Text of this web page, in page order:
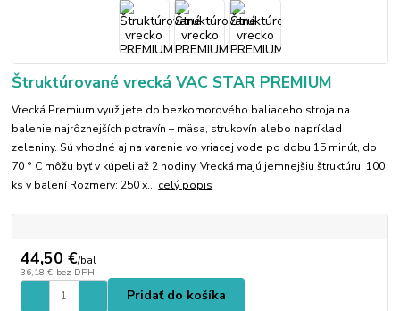
Štruktúrované vrecká VAC STAR PREMIUM
Vrecká Premium využijete do bezkomorového baliaceho stroja na
balenie najrôznejších potravín – mäsa, strukovín alebo napríklad
zeleniny. Sú vhodné aj na varenie vo vriacej vode po dobu 15 minút, do
70 ° C môžu byť v kúpeli až 2 hodiny. Vrecká majú jemnejšiu štruktúru. 100
ks v balení Rozmery: 250 x... celý popis
44,50 €/bal
36,18 € bez DPH
Pridať do košíka